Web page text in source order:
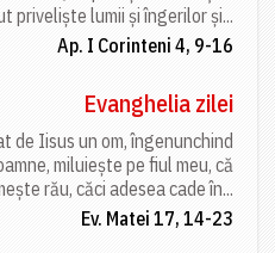
priveliște lumii și îngerilor și...
Ap. I Corinteni 4, 9-16
Evanghelia zilei
de Iisus un om, îngenunchind
miluiește pe fiul meu, că
rău, căci adesea cade în...
Ev. Matei 17, 14-23